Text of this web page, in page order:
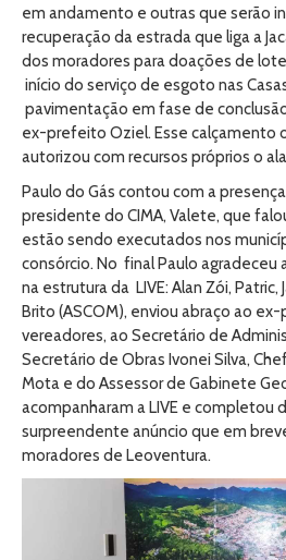
em andamento e outras que serão
recuperação da estrada que liga a
dos moradores para doações de
início do serviço de esgoto nas
pavimentação em fase de
ex-prefeito Oziel. Esse calçamento
autorizou com recursos próprios o
Paulo do Gás contou com a
presidente do CIMA, Valete, que
estão sendo executados nos
consórcio. No final Paulo agradeceu
na estrutura da LIVE: Alan Zói, Patric,
Brito (ASCOM), enviou abraço ao
vereadores, ao Secretário de
Secretário de Obras Ivonei Silva,
Mota e do Assessor de Gabinete
acompanharam a LIVE e completou
surpreendente anúncio que em
moradores de Leoventura.